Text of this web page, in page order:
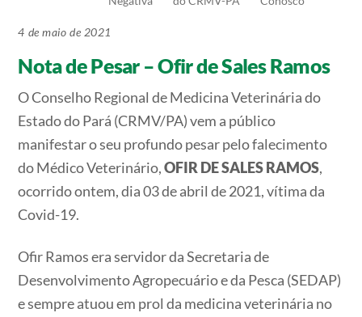
4 de maio de 2021
Nota de Pesar – Ofir de Sales Ramos
O Conselho Regional de Medicina Veterinária do
Estado do Pará (CRMV/PA) vem a público
manifestar o seu profundo pesar pelo falecimento
do Médico Veterinário,OFIR DE SALES RAMOS,
ocorrido ontem, dia 03 de abril de 2021, vítima da
Covid-19.
Ofir Ramos era servidor da Secretaria de
Desenvolvimento Agropecuário e da Pesca (SEDAP)
e sempre atuou em prol da medicina veterinária no